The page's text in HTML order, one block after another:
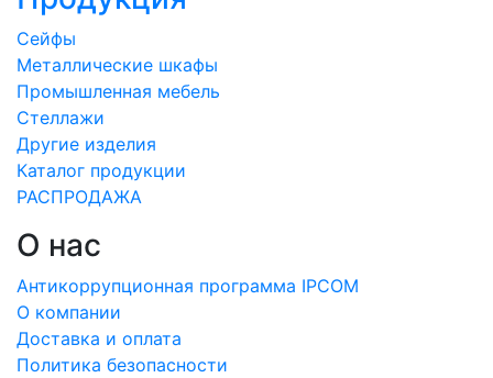
Сейфы
Металлические шкафы
Промышленная мебель
Стеллажи
Другие изделия
Каталог продукции
РАСПРОДАЖА
О нас
Антикоррупционная программа IPCOM
О компании
Доставка и оплата
Политика безопасности